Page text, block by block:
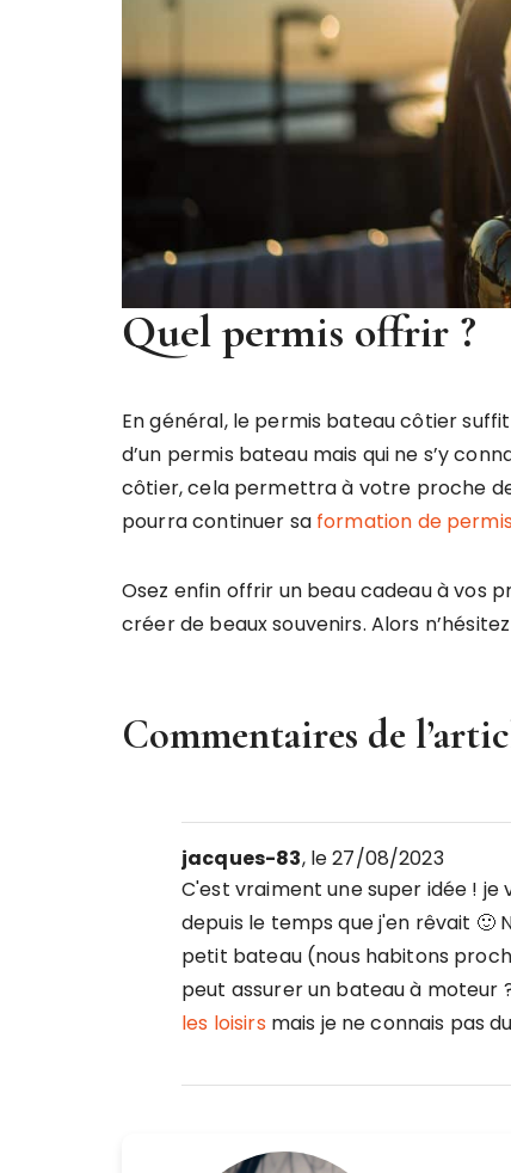
Quel permis offrir ?
En général, le permis bateau côtier
d’un permis bateau mais qui ne s’y
côtier, cela permettra à votre proche de
pourra continuer sa formation de
Osez enfin offrir un beau cadeau à vos
créer de beaux souvenirs. Alors
Commentaires de
jacques-83, le 27/08/2023
C'est vraiment une super idée !
depuis le temps que j'en rêvait 🙂
petit bateau (nous habitons
peut assurer un bateau à moteur
les loisirs mais je ne connais pas